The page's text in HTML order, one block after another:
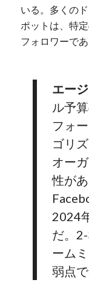
いる。多くの
ポットは、特
フォロワーであ
エー
ル予
フォ
ゴリ
オー
性が
2024
だ。
ーム
弱点で